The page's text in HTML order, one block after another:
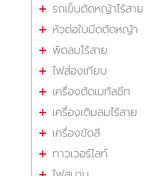
รถเข็นตัดหญ้าไร้สาย
หัวต่อใบมีดตัดหญ้า
พัดลมไร้สาย
ไฟส่องเทียบ
เครื่องตัดเมทัลชีท
เครื่องเติมลมไร้สาย
เครื่องขัดสี
ทาวเวอร์ไลท์